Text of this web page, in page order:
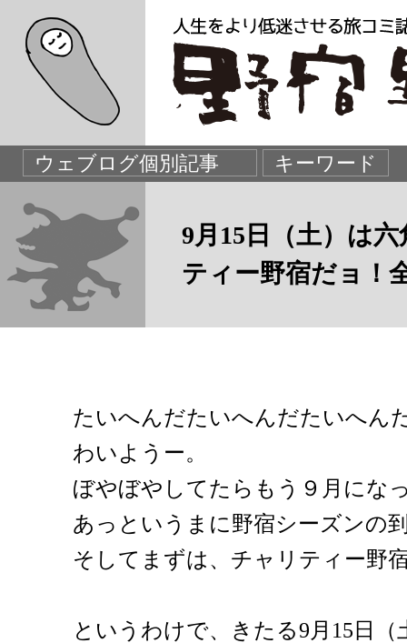
9月15日（土）は
ティー野宿だョ！
たいへんだたいへんだたいへん
わいようー。
ぼやぼやしてたらもう９月にな
あっというまに野宿シーズンの
そしてまずは、チャリティー野
というわけで、きたる9月15日（